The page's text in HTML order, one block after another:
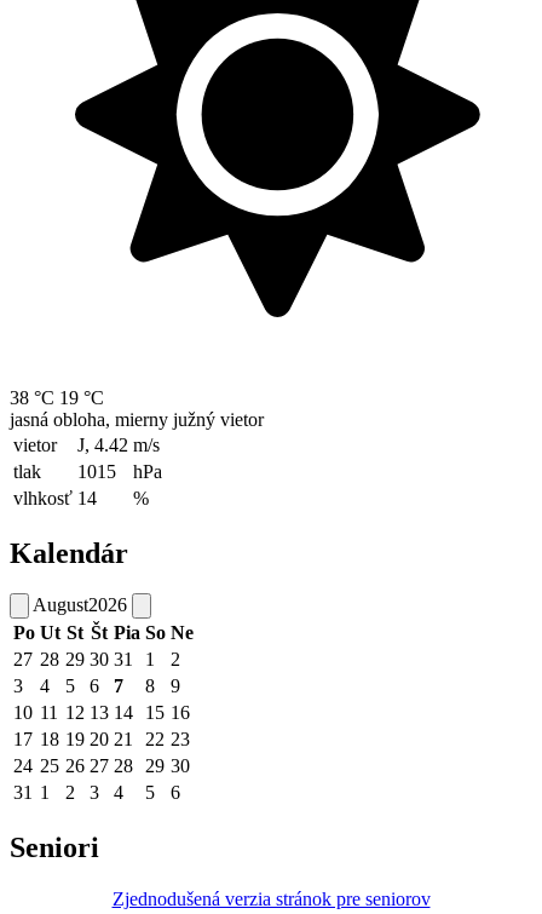
38 °C 19 °C
jasná obloha, mierny južný vietor
vietor
J, 4.42 m/s
tlak
1015
hPa
vlhkosť 14 %
Kalendár
August2026
Po Ut St Št Pia So Ne
27 28 29 30 31 1
2
3
4 5 6 7 8
9
10 11 12 13 14 15 16
17 18 19 20 21 22 23
24 25 26 27 28 29 30
31 1 2 3 4 5 6
Seniori
Zjednodušená verzia stránok pre seniorov